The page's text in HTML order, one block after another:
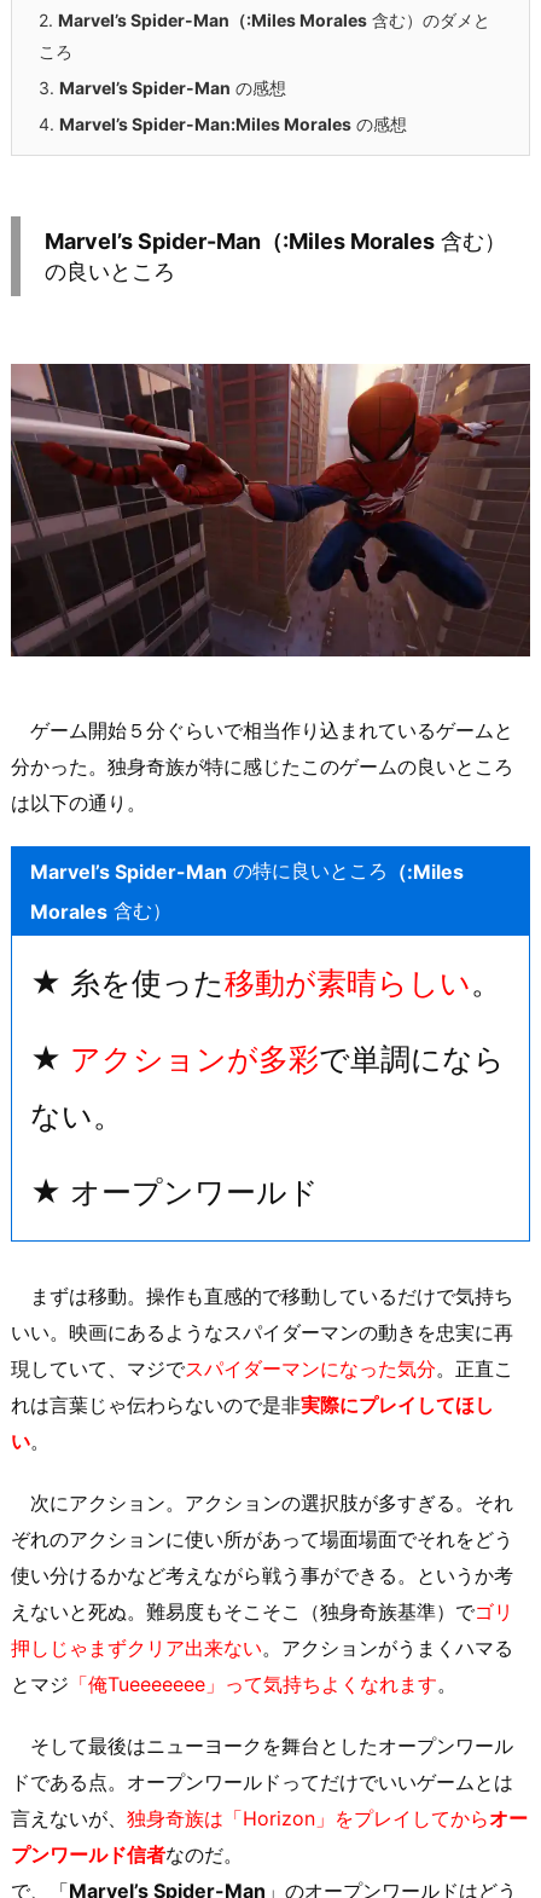
2. Marvel’s Spider-Man（:Miles Morales 含む）のダメと
ころ
3. Marvel’s Spider-Man の感想
4. Marvel’s Spider-Man:Miles Morales の感想
Marvel’s Spider-Man（:Miles Morales 含む）
の良いところ
ゲーム開始５分ぐらいで相当作り込まれているゲームと
分かった。独身奇族が特に感じたこのゲームの良いところ
は以下の通り。
Marvel’s Spider-Man の特に良いところ （:Miles
Morales 含む）
★ 糸を使った移動が素晴らしい。
★ アクションが多彩で単調になら
ない。
★ オープンワールド
まずは移動。操作も直感的で移動しているだけで気持ち
いい。映画にあるようなスパイダーマンの動きを忠実に再
現していて、マジでスパイダーマンになった気分。正直こ
れは言葉じゃ伝わらないので是非実際にプレイしてほし
い。
次にアクション。アクションの選択肢が多すぎる。それ
ぞれのアクションに使い所があって場面場面でそれをどう
使い分けるかなど考えながら戦う事ができる。というか考
えないと死ぬ。難易度もそこそこ（独身奇族基準）でゴリ
押しじゃまずクリア出来ない。アクションがうまくハマる
とマジ 「俺Tueeeeeee」って気持ちよくなれます。
そして最後はニューヨークを舞台としたオープンワール
ドである点。オープンワールドってだけでいいゲームとは
言えないが、 独身奇族は「Horizon」をプレイしてからオー
プンワールド信者なのだ。
で、「Marvel’s Spider-Man 」のオープンワールドはどう